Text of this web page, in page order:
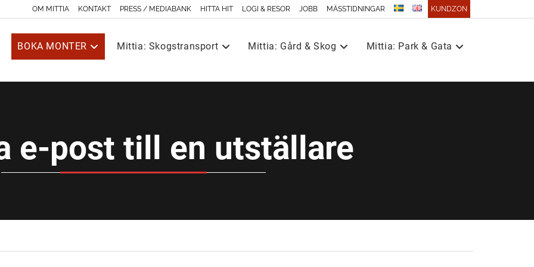
OM MITTIA KONTAKT PRESS / MEDIABANK HITTA HIT LOGI & RESOR JOBB MÄSSTIDNINGAR KUNDZON
BOKA MONTER Mittia: Skogstransport Mittia: Gård & Skog Mittia: Park & Gata
e-post till en utställare